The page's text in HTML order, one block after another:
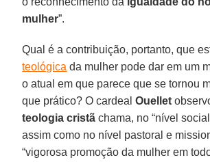
mulher”.
Qual é a contribuição, portanto, que
teológica da mulher pode dar em um
o atual em que parece que se tornou
que prático? O cardealOuellet
teologia cristã chama, no “nível
assim como no nível pastoral e
“vigorosa promoção da mulher em